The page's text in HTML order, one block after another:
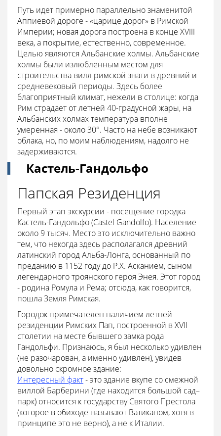
Путь идет примерно параллельно знаменитой
Аппиевой дороге - «царице дорог» в Римской
Империи; новая дорога построена в конце XVIII
века, а покрытие, естественно, современное.
Целью являются Альбанские холмы. Альбанские
холмы были излюбленным местом для
строительства вилл римской знати в древний и
средневековый периоды. Здесь более
благоприятный климат, нежели в столице: когда
Рим страдает от летней 40-градусной жары, на
Альбанских холмах температура вполне
умеренная - около 30°. Часто на небе возникают
облака, но, по моим наблюдениям, надолго не
задерживаются.
Кастель-Гандольфо
Папская Резиденция
Первый этап экскурсии - посещение городка
Кастель-Гандольфо (Castel Gandolfo). Население
около 9 тысяч. Место это исключительно важно
тем, что некогда здесь располагался древний
латинский город Альба-Лонга, основанный по
преданию в 1152 году до Р.Х. Асканием, сыном
легендарного троянского героя Энея. Этот город
- родина Ромула и Рема; отсюда, как говорится,
пошла Земля Римская.
Городок примечателен наличием летней
резиденции Римских Пап, построенной в XVII
столетии на месте бывшего замка рода
Гандольфи. Признаюсь, я был несколько удивлен
(не разочарован, а именно удивлен), увидев
довольно скромное здание:
Интересный факт- это здание вкупе со смежной
виллой Барберини (где находится большой сад–
парк) относится к государству Святого Престола
(которое в обиходе называют Ватиканом, хотя в
принципе это не верно), а не к Италии.